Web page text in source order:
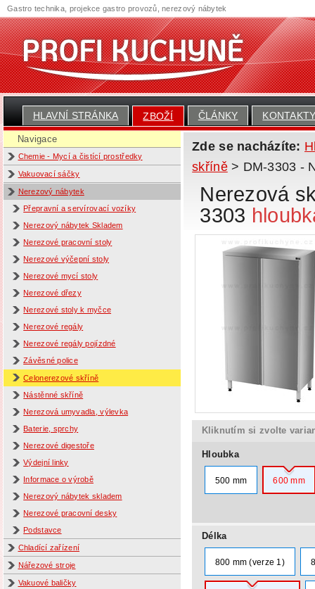
HLAVNÍ STRÁNKA ZBOŽÍ ČLÁNKY
Navigace
Chemie - Mycí a čistící prostředky
Vakuovací sáčky
Nerezový nábytek
Přepravní a servírovací vozíky
Nerezový nábytek Skladem
Nerezové pracovní stoly
Nerezové výčepní stoly
Nerezové mycí stoly
Nerezové dřezy
Nerezové stoly k myčce
Nerezové regály
Nerezové regály pojízdné
Závěsné police
Celonerezové skříně
Nástěnné skříně
Nerezová umyvadla, výlevka
Baterie, sprchy
Nerezové digestoře
Výdejní linky
Informace o výrobě
Nerezový nábytek skladem
Nerezové pracovní desky
Podstavce
Chladící zařízení
Nářezové stroje
Vakuové baličky
Zde se nacházíte:
skříně> DM-3303 -
Nerezová
3303
Kliknutím si zvolte
Hloubka
500 mm 600 mm
Délka
800 mm (verze 1)
Gastro technika, projekce gastro provozů, nerezový nábytek